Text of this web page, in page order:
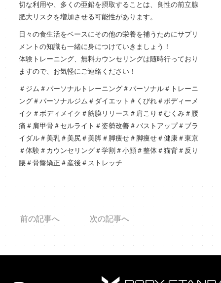
切な利用や、多くの亜鉛を摂取することは、良性の前立腺
肥大リスクを増加させる可能性があります。
日々の食生活をベースにその他の栄養を補うためにサプリ
メントの知識も一緒に身につけていきましょう！
体験トレーニング、無料カウンセリングは随時行っており
ますので、お気軽にご連絡ください！
＃ジム＃パーソナルトレーニング＃パーソナル＃トレーニ
ング＃パーソナルジム＃ダイエット＃くびれ＃ボディーメ
イク＃ボディメイク＃筋膜リリース＃肩こり＃むくみ＃腰
痛＃肩甲骨＃セルライト＃姿勢改善＃バストアップ＃ブラ
イダル＃美乳＃美尻＃美脚＃脚痩せ＃脚痩せ＃健康＃東京
＃体験＃カウンセリング＃学割＃小顔＃整体＃猫背＃反り
腰＃骨盤矯正＃産後＃ストレッチ
前の記事へ 次の記事へ